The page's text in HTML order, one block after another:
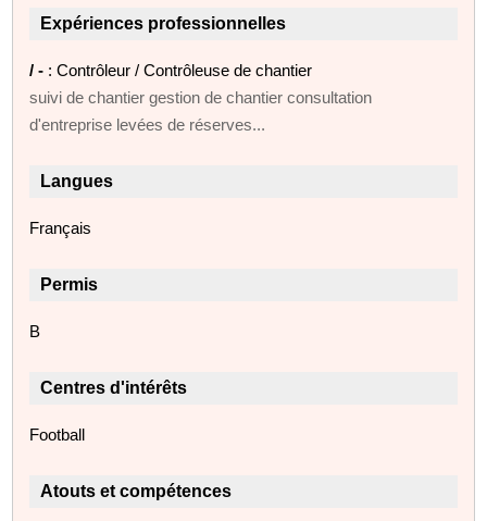
Expériences professionnelles
/ - : Contrôleur / Contrôleuse de chantier
suivi de chantier gestion de chantier consultation
d'entreprise levées de réserves...
Langues
Français
Permis
B
Centres d'intérêts
Football
Atouts et compétences